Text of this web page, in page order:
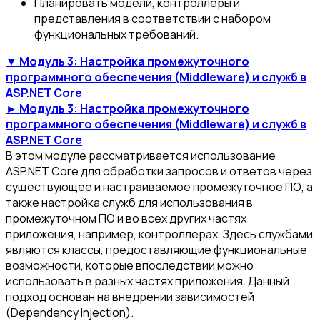
представления в соответствии с набором
функциональных требований.
▼ Модуль 3: Настройка промежуточного
программного обеспечения (Middleware) и служб в
ASP.NET Core
► Модуль 3: Настройка промежуточного
программного обеспечения (Middleware) и служб в
ASP.NET Core
В этом модуле рассматривается использование
ASP.NET Core для обработки запросов и ответов через
существующее и настраиваемое промежуточное ПО, а
также настройка служб для использования в
промежуточном ПО и во всех других частях
приложения, например, контроллерах. Здесь службами
являются классы, предоставляющие функциональные
возможности, которые впоследствии можно
использовать в разных частях приложения. Данный
подход основан на внедрении зависимостей
(Dependency Injection).